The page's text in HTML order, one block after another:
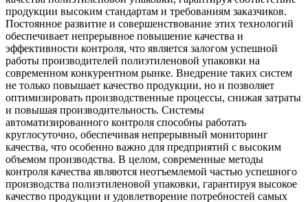
продукции высоким стандартам и требованиям заказчиков.
Постоянное развитие и совершенствование этих технологий
обеспечивает непрерывное повышение качества и
эффективности контроля, что является залогом успешной
работы производителей полиэтиленовой упаковки на
современном конкурентном рынке. Внедрение таких систем
не только повышает качество продукции, но и позволяет
оптимизировать производственные процессы, снижая затраты
и повышая производительность. Системы
автоматизированного контроля способны работать
круглосуточно, обеспечивая непрерывный мониторинг
качества, что особенно важно для предприятий с высоким
объемом производства. В целом, современные методы
контроля качества являются неотъемлемой частью успешного
производства полиэтиленовой упаковки, гарантируя высокое
качество продукции и удовлетворение потребностей самых